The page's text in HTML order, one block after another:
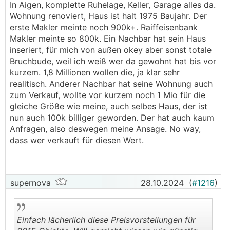
637543
https://www.willhaben.at/iad/immobilien/d/eigent
umswohnung/salzburg/salzburg-stadt/leopoldskr
on-frisch-renovierte-4-zimmer-wohnung-in-bestl
age-am-almkanal-1604553829
Einfach lächerlich diese Preisvorstellungen für
0815 Objekte. Will garnicht wissen wie günstig
die Immobilien damals erworben wurden, da
kommt einem wahrscheinlich das Speiben.
Alleine schon wegen dieser unverschämten Gier
der Verkäufer wünsche ich mir einen
Das wird keiner kaufen, ich versuche seit über 1
Jahr meine Wohnung in Salzburg in top Lage mit
über 130 m² zu verkaufen. Renoviert von mir vor
4 Jahren. Ich wär froh wenn wer für so 750k
Wo liegt deine Wohnung? Baujahr?
──────..
Massy schrieb:
──────..
PK89 schrieb:
Wenns nur die Neubauten wären... bei den
Bestandsobjekten fragt man sich ja auch oft wer
den Verkäufern ins Hirn gesch*ssen hat bei den
https://www.willhaben.at/iad/immobilien/d/eigent
umswohnung/salzburg/salzburg-stadt/lichtdurchf
lutete-4-zimmer-wohnung-in-salzburg-gneis-mit-
balkon-und-parkplatz-1360270809
In Aigen, komplette Ruhelage, Keller, Garage alles da.
Wohnung renoviert, Haus ist halt 1975 Baujahr. Der
erste Makler meinte noch 900k+. Raiffeisenbank
Makler meinte so 800k. Ein Nachbar hat sein Haus
inseriert, für mich von außen okey aber sonst totale
Bruchbude, weil ich weiß wer da gewohnt hat bis vor
kurzem. 1,8 Millionen wollen die, ja klar sehr
realitisch. Anderer Nachbar hat seine Wohnung auch
zum Verkauf, wollte vor kurzem noch 1 Mio für die
gleiche Größe wie meine, auch selbes Haus, der ist
nun auch 100k billiger geworden. Der hat auch kaum
Anfragen, also deswegen meine Ansage. No way,
dass wer verkauft für diesen Wert.
supernova 28.10.2024 (#1216)
Einfach lächerlich diese Preisvorstellungen für